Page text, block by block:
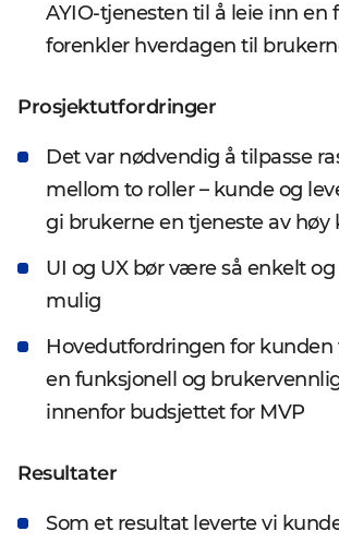
AYIO-tjenesten til å leie inn en
forenkler hverdagen til
Prosjektutfordringer
Det var nødvendig å tilpasse
mellom to roller – kunde og
gi brukerne en tjeneste av høy
UI og UX bør være så enkelt
mulig
Hovedutfordringen for kunden
en funksjonell og
innenfor budsjettet for MVP
Resultater
Som et resultat leverte vi